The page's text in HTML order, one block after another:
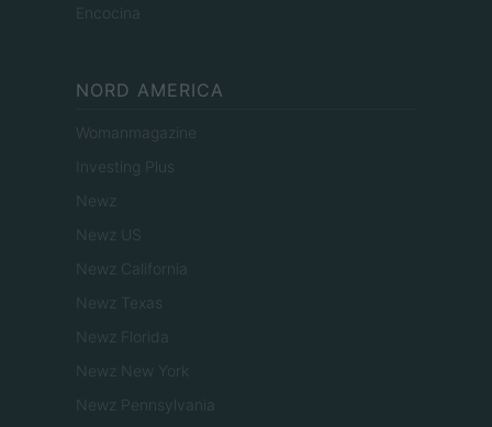
Encocina
NORD AMERICA
Womanmagazine
Investing Plus
Newz
Newz US
Newz California
Newz Texas
Newz Florida
Newz New York
Newz Pennsylvania